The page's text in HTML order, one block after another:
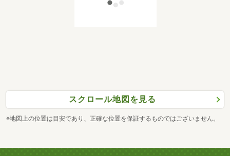
スクロール地図を見る
※地図上の位置は目安であり、正確な位置を保証するものではございません。